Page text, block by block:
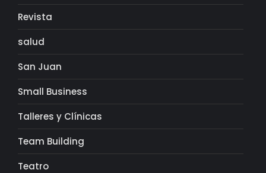
Revista
salud
San Juan
Small Business
Talleres y Clínicas
Team Building
Teatro